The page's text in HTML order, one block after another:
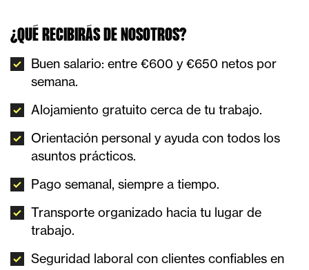
¿QUÉ RECIBIRÁS DE NOSOTROS?
Buen salario: entre €600 y €650 netos por
semana.
Alojamiento gratuito cerca de tu trabajo.
Orientación personal y ayuda con todos los
asuntos prácticos.
Pago semanal, siempre a tiempo.
Transporte organizado hacia tu lugar de
trabajo.
Seguridad laboral con clientes confiables en